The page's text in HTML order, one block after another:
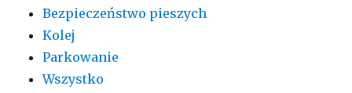
Bezpieczeństwo pieszych
Kolej
Parkowanie
Wszystko